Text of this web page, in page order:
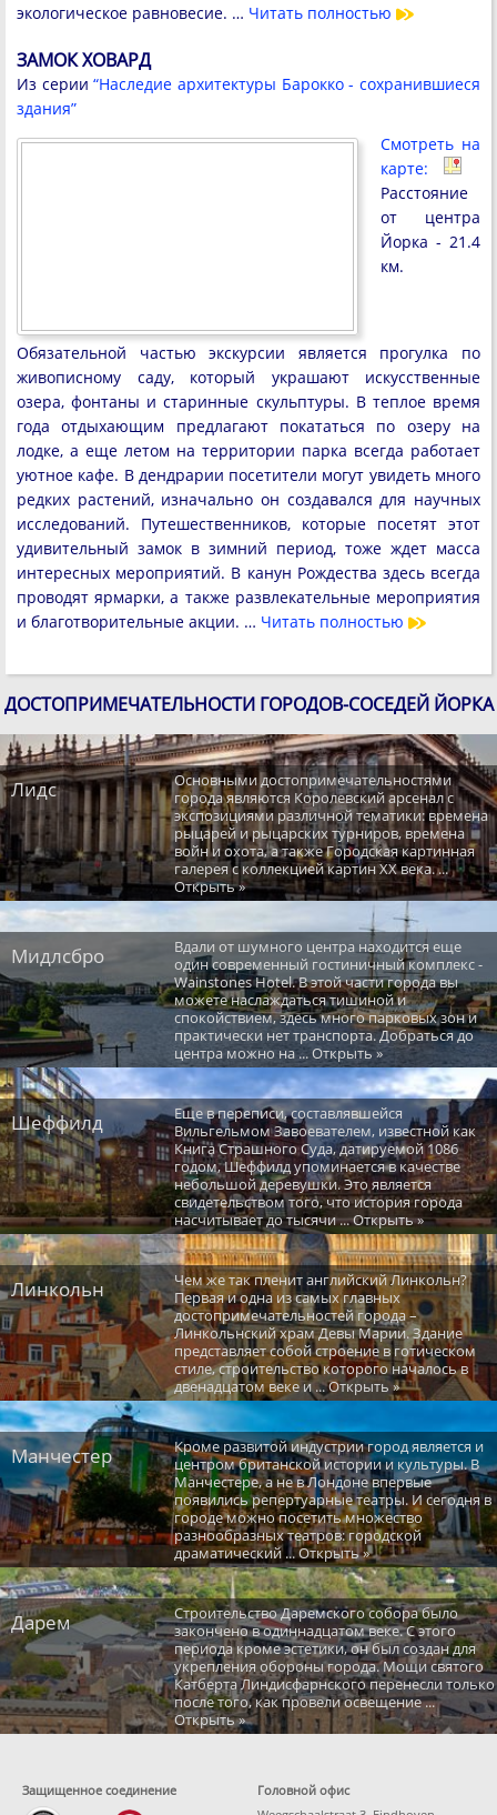
экологическое равновесие. … Читать полностью
ЗАМОК ХОВАРД
Из серии“Наследие архитектуры Барокко - сохранившиеся
здания”
Смотреть на
карте:
Расстояние
от центра
Йорка - 21.4
км.
Обязательной частью экскурсии является прогулка по
живописному саду, который украшают искусственные
озера, фонтаны и старинные скульптуры. В теплое время
года отдыхающим предлагают покататься по озеру на
лодке, а еще летом на территории парка всегда работает
уютное кафе. В дендрарии посетители могут увидеть много
редких растений, изначально он создавался для научных
исследований. Путешественников, которые посетят этот
удивительный замок в зимний период, тоже ждет масса
интересных мероприятий. В канун Рождества здесь всегда
проводят ярмарки, а также развлекательные мероприятия
и благотворительные акции. … Читать полностью
ДОСТОПРИМЕЧАТЕЛЬНОСТИ ГОРОДОВ-СОСЕДЕЙ ЙОРКА
Лидс
Основными достопримечательностями
города являются Королевский арсенал с
экспозициями различной тематики: времена
рыцарей и рыцарских турниров, времена
войн и охота, а также Городская картинная
галерея с коллекцией картин XX века. ...
Открыть »
Мидлсбро
Вдали от шумного центра находится еще
один современный гостиничный комплекс -
Wainstones Hotel. В этой части города вы
можете наслаждаться тишиной и
спокойствием, здесь много парковых зон и
практически нет транспорта. Добраться до
центра можно на ... Открыть »
Шеффилд
Еще в переписи, составлявшейся
Вильгельмом Завоевателем, известной как
Книга Страшного Суда, датируемой 1086
годом, Шеффилд упоминается в качестве
небольшой деревушки. Это является
свидетельством того, что история города
насчитывает до тысячи ... Открыть »
Линкольн
Чем же так пленит английский Линкольн?
Первая и одна из самых главных
достопримечательностей города –
Линкольнский храм Девы Марии. Здание
представляет собой строение в готическом
стиле, строительство которого началось в
двенадцатом веке и ... Открыть »
Манчестер
Кроме развитой индустрии город является и
центром британской истории и культуры. В
Манчестере, а не в Лондоне впервые
появились репертуарные театры. И сегодня в
городе можно посетить множество
разнообразных театров: городской
драматический ... Открыть »
Дарем
Строительство Даремского собора было
закончено в одиннадцатом веке. С этого
периода кроме эстетики, он был создан для
укрепления обороны города. Мощи святого
Катберта Линдисфарнского перенесли только
после того, как провели освещение ...
Открыть »
Защищенное соединение
Головной офис